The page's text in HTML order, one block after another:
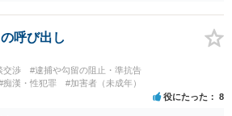
ものと思います。
呼び出し
交渉
#逮捕や勾留の阻止・準抗告
痴漢・性犯罪 #加害者（未成年）
役にたった 8